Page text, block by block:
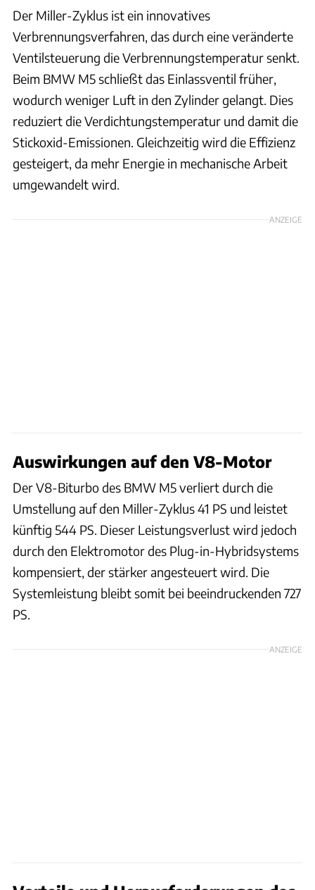
Der Miller-Zyklus ist ein innovatives
Verbrennungsverfahren, das durch eine veränderte
Ventilsteuerung die Verbrennungstemperatur senkt.
Beim BMW M5 schließt das Einlassventil früher,
wodurch weniger Luft in den Zylinder gelangt. Dies
reduziert die Verdichtungstemperatur und damit die
Stickoxid-Emissionen. Gleichzeitig wird die Effizienz
gesteigert, da mehr Energie in mechanische Arbeit
umgewandelt wird.
ANZEIGE
Auswirkungen auf den V8-Motor
Der V8-Biturbo des BMW M5 verliert durch die
Umstellung auf den Miller-Zyklus 41 PS und leistet
künftig 544 PS. Dieser Leistungsverlust wird jedoch
durch den Elektromotor des Plug-in-Hybridsystems
kompensiert, der stärker angesteuert wird. Die
Systemleistung bleibt somit bei beeindruckenden 727
PS.
ANZEIGE